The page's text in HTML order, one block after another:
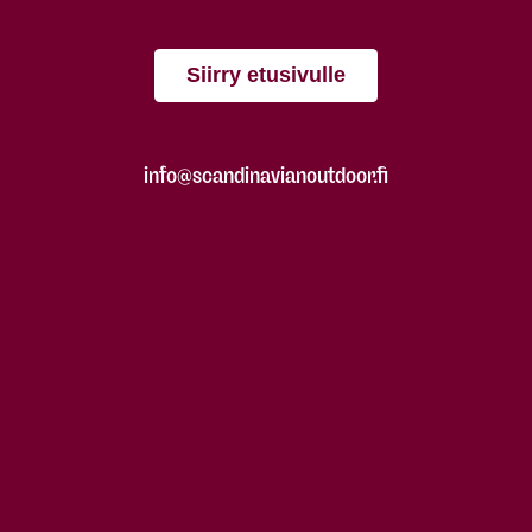
Siirry etusivulle
info@scandinavianoutdoor.fi